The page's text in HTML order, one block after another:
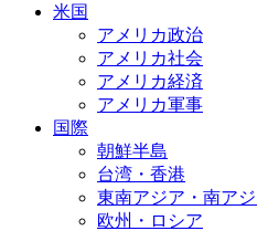
米国
アメリカ政治
アメリカ社会
アメリカ経済
アメリカ軍事
国際
朝鮮半島
台湾・香港
東南アジア・南ア
欧州・ロシア